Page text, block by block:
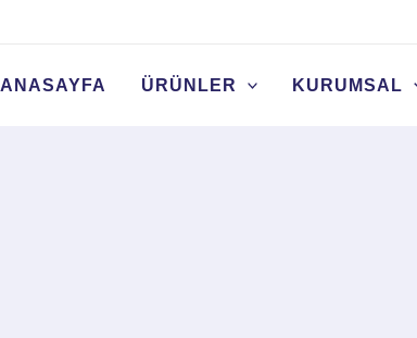
ANASAYFA ÜRÜNLER KURUMSAL